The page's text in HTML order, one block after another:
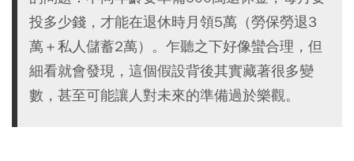
投多少錢，才能在退休時月領5萬（勞保勞退3
萬＋私人儲蓄2萬）。乍聽之下好像蠻合理，但
細看就會發現，這個假設背後其實藏著很多變
數，甚至可能讓人對未來的準備過於樂觀。